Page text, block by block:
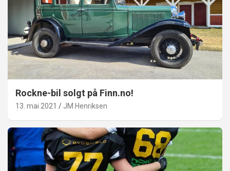
Rockne-bil solgt på Finn.no!
13. mai 2021 JM Henriksen